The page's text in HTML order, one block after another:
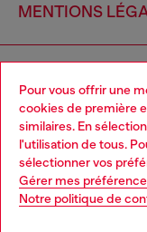
Pour vous offrir une
cookies de première
similaires. En
l'utilisation de tous.
sélectionner vos
Gérer mes
Notre politique de
MENTIONS
CORPORATE
Choose your location
You are currently
may be based in